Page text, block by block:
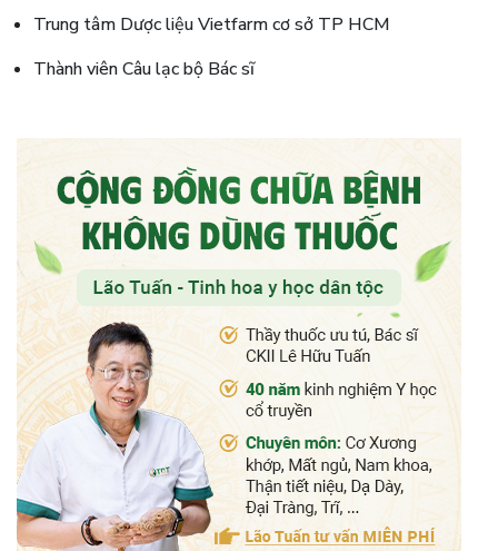
Trung tâm Dược liệu Vietfarm cơ sở TP HCM
Thành viên Câu lạc bộ Bác sĩ